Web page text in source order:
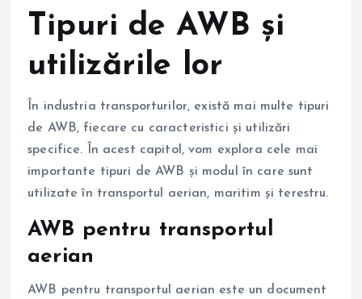
Tipuri de AWB și
utilizările lor
În industria transporturilor, există mai multe tipuri
de AWB, fiecare cu caracteristici și utilizări
specifice. În acest capitol, vom explora cele mai
importante tipuri de AWB și modul în care sunt
utilizate în transportul aerian, maritim și terestru.
AWB pentru transportul
aerian
AWB pentru transportul aerian este un document